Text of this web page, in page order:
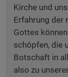
Kirche und
Erfahrung der
Gottes
schöpfen, die
Botschaft in
also zu